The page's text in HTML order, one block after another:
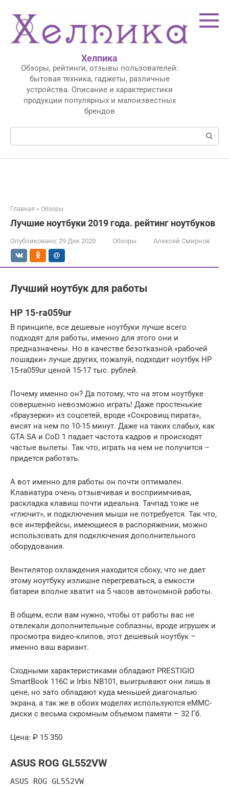
контенту
Хелпика
Обзоры, рейтинги, отзывы пользователей:
бытовая техника, гаджеты, различные
устройства. Описание и характеристики
продукции популярных и малоизвестных
брендов
Поиск:
Главная » Обзоры
Лучшие ноутбуки 2019 года. рейтинг ноутбуков
Опубликовано: 29 Дек 2020 Обзоры Алексей Смирнов
Лучший ноутбук для работы
HP 15-ra059ur
В принципе, все дешевые ноутбуки лучше всего
подходят для работы, именно для этого они и
предназначены. Но в качестве безотказной «рабочей
лошадки» лучше других, пожалуй, подходит ноутбук HP
15-ra059ur ценой 15-17 тыс. рублей.
Почему именно он? Да потому, что на этом ноутбуке
совершенно невозможно играть! Даже простенькие
«браузерки» из соцсетей, вроде «Сокровищ пирата»,
висят на нем по 10-15 минут. Даже на таких слабых, как
GTA SA и CoD 1 падает частота кадров и происходят
частые вылеты. Так что, играть на нем не получится –
придется работать.
А вот именно для работы он почти оптимален.
Клавиатура очень отзывчивая и восприимчивая,
раскладка клавиш почти идеальна. Тачпад тоже не
«глючит», и подключения мыши не потребуется. Так что,
все интерфейсы, имеющиеся в распоряжении, можно
использовать для подключения дополнительного
оборудования.
Вентилятор охлаждения находится сбоку, что не дает
этому ноутбуку излишне перегреваться, а емкости
батареи вполне хватит на 5 часов автономной работы.
В общем, если вам нужно, чтобы от работы вас не
отвлекали дополнительные соблазны, вроде игрушек и
просмотра видео-клипов, этот дешевый ноутбук –
именно ваш вариант.
Сходными характеристиками обладают PRESTIGIO
SmartBook 116C и Irbis NB101, выигрывают они лишь в
цене, но зато обладают куда меньшей диагональю
экрана, а так же в обоих моделях используются eMMC-
диски с весьма скромным объемом памяти – 32 Гб.
Цена: ₽ 15 350
ASUS ROG GL552VW
ASUS ROG GL552VW